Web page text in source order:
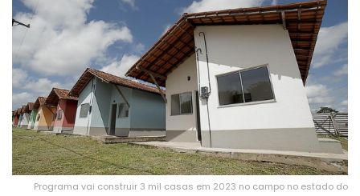
Programa vai construir 3 mil casas em 2023 no campo no estado do